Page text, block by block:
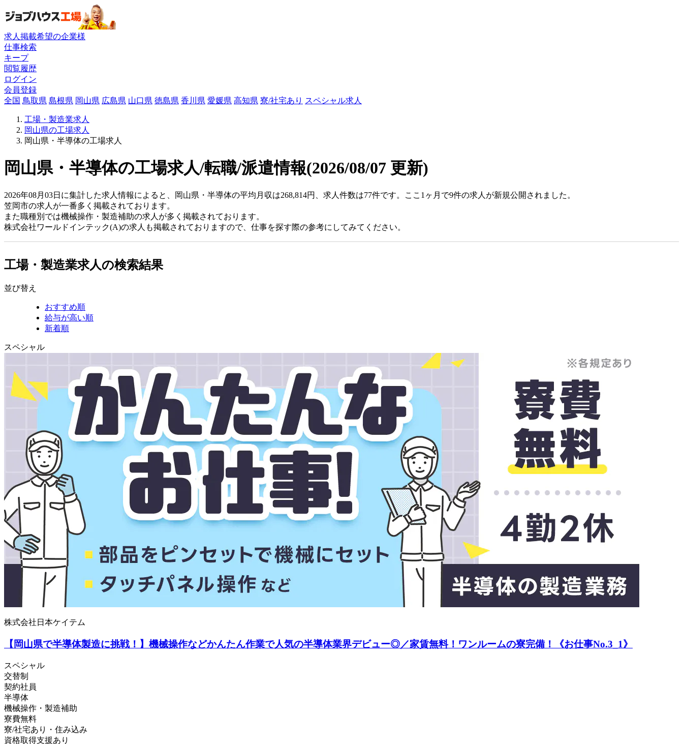
求人掲載希望の企業様
仕事検索
キープ
閲覧履歴
ログイン
会員登録
全国 鳥取県 島根県 岡山県 広島県 山口県 徳島県 香川県 愛媛県 高知県 寮/社宅あり スペシャル求人
工場・製造業求人
岡山県の工場求人
岡山県・半導体の工場求人
岡山県・半導体の工場求人/転職/派遣情報(2026/08/07 更新)
2026年08月03日に集計した求人情報によると、岡山県・半導体の平均月収は268,814円、求人件数は77件です。ここ1ヶ月で9件の求人が新規公開されました。
笠岡市の求人が一番多く掲載されております。
また職種別では機械操作・製造補助の求人が多く掲載されております。
株式会社ワールドインテック(A)の求人も掲載されておりますので、仕事を探す際の参考にしてみてください。
工場・製造業求人の検索結果
並び替え
おすすめ順
給与が高い順
新着順
スペシャル
株式会社日本ケイテム
【岡山県で半導体製造に挑戦！】機械操作などかんたん作業で人気の半導体業界デビュー◎／家賃無料！ワンルームの寮完備！《お仕事No.3_1》
スペシャル
交替制
契約社員
半導体
機械操作・製造補助
寮費無料
寮/社宅あり・住み込み
資格取得支援あり